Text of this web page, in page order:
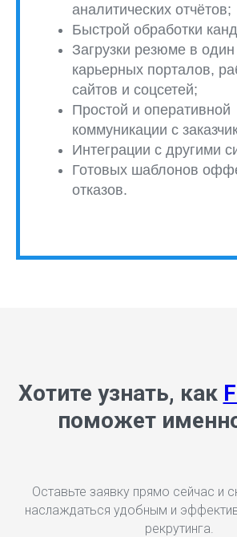
аналитических отчётов;
Быстрой обработки
Загрузки резюме в один
карьерных порталов,
сайтов и соцсетей;
Простой и оперативной
коммуникации с
Интеграции с другими
Готовых шаблонов
отказов.
Хотите узнать, как
поможет
Оставьте заявку прямо сейчас и
наслаждаться удобным и
рекрутинга.